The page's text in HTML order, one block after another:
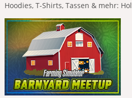
Hoodies, T-Shirts, Tassen & mehr: